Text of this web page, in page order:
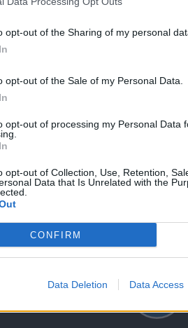
opt-out of the Sharing of my personal
opt-out of the Sale of my Personal Data.
opt-out of processing my Personal Data
opt-out of Collection, Use, Retention,
Data that Is Unrelated with the
CONFIRM
Data Deletion Data Access
betöltése